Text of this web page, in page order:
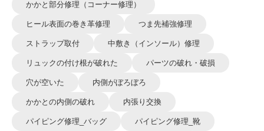
かかと部分修理（コーナー修理）
ヒール表面の巻き革修理 つま先補強修理
ストラップ取付 中敷き（インソール）修理
リュックの付け根が破れた パーツの破れ・破損
穴が空いた 内側がぼろぼろ
かかとの内側の破れ 内張り交換
パイピング修理_バッグ パイピング修理_靴